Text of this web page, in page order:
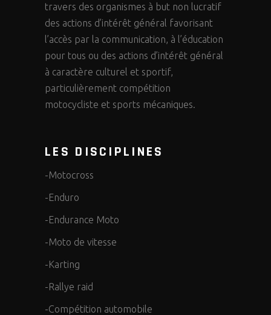
travers des organismes à but non lucratif
des actions d’intérêt général favorisant
l’accès par la communication, à l’éducation
pour tous ou des actions d’intérêt général
à caractère culturel et sportif,
particulièrement compétition
motocycliste et sports mécaniques.
LES DISCIPLINES
-Motocross
-Enduro
-Endurance Moto
-Moto de vitesse
-Karting
-Rallye raid
-Compétition automobile